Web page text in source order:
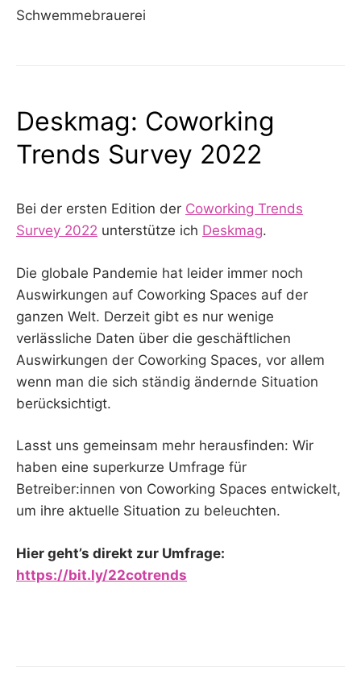
Schwemmebrauerei
Deskmag: Coworking
Trends Survey 2022
Bei der ersten Edition der Coworking Trends
Survey 2022 unterstütze ich Deskmag.
Die globale Pandemie hat leider immer noch
Auswirkungen auf Coworking Spaces auf der
ganzen Welt. Derzeit gibt es nur wenige
verlässliche Daten über die geschäftlichen
Auswirkungen der Coworking Spaces, vor allem
wenn man die sich ständig ändernde Situation
berücksichtigt.
Lasst uns gemeinsam mehr herausfinden: Wir
haben eine superkurze Umfrage für
Betreiber:innen von Coworking Spaces entwickelt,
um ihre aktuelle Situation zu beleuchten.
Hier geht’s direkt zur Umfrage:
https://bit.ly/22cotrends